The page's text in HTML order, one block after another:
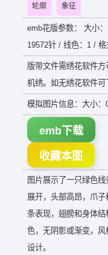
轮廓 象征
emb花版参数： 大小
19572针 / 线色：1 /
版带文件需绣花软件
机绣。如无绣花软件可
模拟图片信息：大小
emb下载
收藏本图
图片展示了一只绿色
展开，头部高昂，爪
条表现，翅膀和身体
色，无阴影或渐变，
设计。